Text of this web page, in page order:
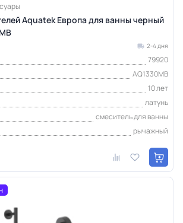
Aquatek Европа для ванны черный
2-4 дня
79920
AQ1330MB
10 лет
латунь
смеситель для ванны
рычажный